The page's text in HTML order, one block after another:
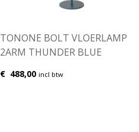
TONONE BOLT VLOERLAMP
2ARM THUNDER BLUE
€ 488,00 incl btw